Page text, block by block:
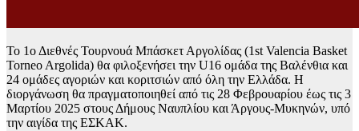
Το 1ο Διεθνές Τουρνουά Μπάσκετ Αργολίδας (1st Valencia Basket
Torneo Argolida) θα φιλοξενήσει την U16 ομάδα της Βαλένθια και
24 ομάδες αγοριών και κοριτσιών από όλη την Ελλάδα. Η
διοργάνωση θα πραγματοποιηθεί από τις 28 Φεβρουαρίου έως τις 3
Μαρτίου 2025 στους Δήμους Ναυπλίου και Άργους-Μυκηνών, υπό
την αιγίδα της ΕΣΚΑΚ.